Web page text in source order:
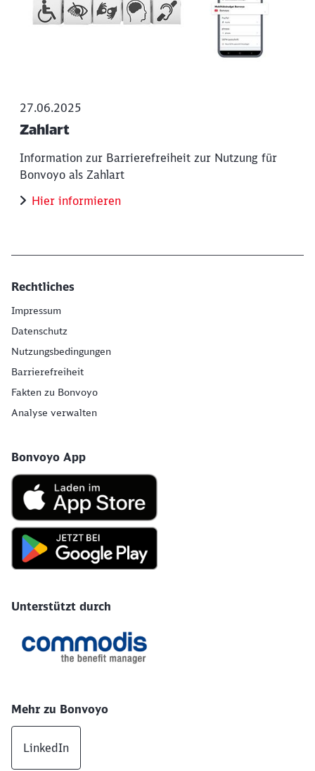
27.06.2025
Zahlart
Information zur Barrierefreiheit zur Nutzung für
Bonvoyo als Zahlart
Hier informieren
Rechtliches
Impressum
Datenschutz
Nutzungsbedingungen
Barrierefreiheit
Fakten zu Bonvoyo
Analyse verwalten
Bonvoyo App
Unterstützt durch
Mehr zu Bonvoyo
LinkedIn
Schließen